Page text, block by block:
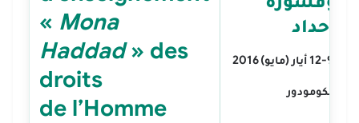
« Mona
Haddad» des
droits
de l’Homme
حداد
الكومودور